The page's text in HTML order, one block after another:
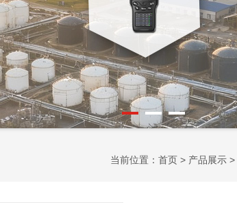
当前位置： 首页 > 产品展示 >